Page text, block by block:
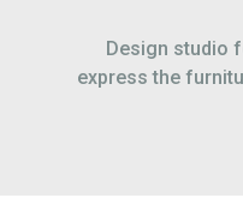
Design studio
express the